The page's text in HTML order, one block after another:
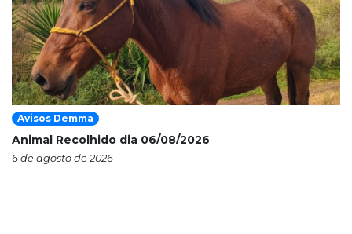
Avisos Demma
Animal Recolhido dia 06/08/2026
6 de agosto de 2026